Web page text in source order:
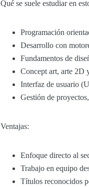
Qué se suele estudiar en
Programación
Desarrollo con
Fundamentos de
Concept art, arte 2D
Interfaz de usuario
Gestión de
Ventajas:
Enfoque directo al
Trabajo en equipo
Títulos reconocidos